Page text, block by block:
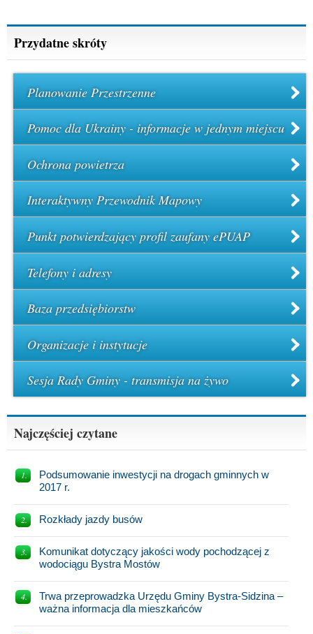
Przydatne skróty
Planowanie Przestrzenne
Pomoc dla Ukrainy - informacje w jednym miejscu
Ochrona powietrza
Interaktywny Przewodnik Mapowy
Punkt potwierdzający profil zaufany ePUAP
Telefony i adresy
Baza przedsiębiorstw
Organizacje i instytucje
Sesja Rady Gminy - transmisja na żywo
Najczęściej czytane
Podsumowanie inwestycji na drogach gminnych w
2017 r.
Rozkłady jazdy busów
Komunikat dotyczący jakości wody pochodzącej z
wodociągu Bystra Mostów
Trwa przeprowadzka Urzędu Gminy Bystra-Sidzina –
ważna informacja dla mieszkańców